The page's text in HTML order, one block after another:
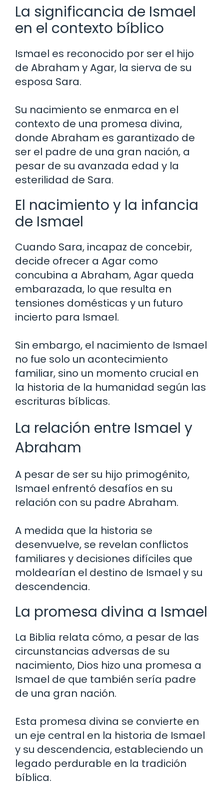
La significancia de Ismael
en el contexto bíblico
Ismael es reconocido por ser el hijo
de Abraham y Agar, la sierva de su
esposa Sara.
Su nacimiento se enmarca en el
contexto de una promesa divina,
donde Abraham es garantizado de
ser el padre de una gran nación, a
pesar de su avanzada edad y la
esterilidad de Sara.
El nacimiento y la infancia
de Ismael
Cuando Sara, incapaz de concebir,
decide ofrecer a Agar como
concubina a Abraham, Agar queda
embarazada, lo que resulta en
tensiones domésticas y un futuro
incierto para Ismael.
Sin embargo, el nacimiento de Ismael
no fue solo un acontecimiento
familiar, sino un momento crucial en
la historia de la humanidad según las
escrituras bíblicas.
La relación entre Ismael y
Abraham
A pesar de ser su hijo primogénito,
Ismael enfrentó desafíos en su
relación con su padre Abraham.
A medida que la historia se
desenvuelve, se revelan conflictos
familiares y decisiones difíciles que
moldearían el destino de Ismael y su
descendencia.
La promesa divina a Ismael
La Biblia relata cómo, a pesar de las
circunstancias adversas de su
nacimiento, Dios hizo una promesa a
Ismael de que también sería padre
de una gran nación.
Esta promesa divina se convierte en
un eje central en la historia de Ismael
y su descendencia, estableciendo un
legado perdurable en la tradición
bíblica.